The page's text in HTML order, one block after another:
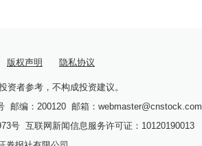
版权声明 隐私协议
资者参考，不构成投资建议。
邮编：200120 邮箱：webmaster@cnstock.com
号 互联网新闻信息服务许可证：10120190013